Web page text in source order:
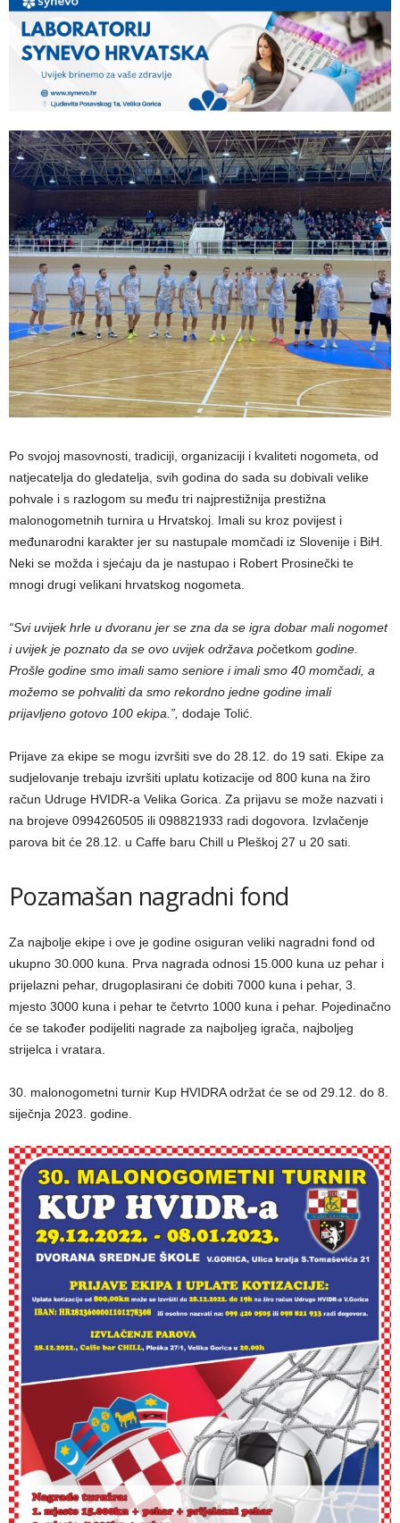
Po svojoj masovnosti, tradiciji, organizaciji i kvaliteti nogometa, od
natjecatelja do gledatelja, svih godina do sada su dobivali velike
pohvale i s razlogom su među tri najprestižnija prestižna
malonogometnih turnira u Hrvatskoj. Imali su kroz povijest i
međunarodni karakter jer su nastupale momčadi iz Slovenije i BiH.
Neki se možda i sjećaju da je nastupao i Robert Prosinečki te
mnogi drugi velikani hrvatskog nogometa.
“Svi uvijek hrle u dvoranu jer se zna da se igra dobar mali nogomet
i uvijek je poznato da se ovo uvijek održava početkom godine.
Prošle godine smo imali samo seniore i imali smo 40 momčadi, a
možemo se pohvaliti da smo rekordno jedne godine imali
prijavljeno gotovo 100 ekipa.”, dodaje Tolić.
Prijave za ekipe se mogu izvršiti sve do 28.12. do 19 sati. Ekipe za
sudjelovanje trebaju izvršiti uplatu kotizacije od 800 kuna na žiro
račun Udruge HVIDR-a Velika Gorica. Za prijavu se može nazvati i
na brojeve 0994260505 ili 098821933 radi dogovora. Izvlačenje
parova bit će 28.12. u Caffe baru Chill u Pleškoj 27 u 20 sati.
Pozamašan nagradni fond
Za najbolje ekipe i ove je godine osiguran veliki nagradni fond od
ukupno 30.000 kuna. Prva nagrada odnosi 15.000 kuna uz pehar i
prijelazni pehar, drugoplasirani će dobiti 7000 kuna i pehar, 3.
mjesto 3000 kuna i pehar te četvrto 1000 kuna i pehar. Pojedinačno
će se također podijeliti nagrade za najboljeg igrača, najboljeg
strijelca i vratara.
30. malonogometni turnir Kup HVIDRA održat će se od 29.12. do 8.
siječnja 2023. godine.